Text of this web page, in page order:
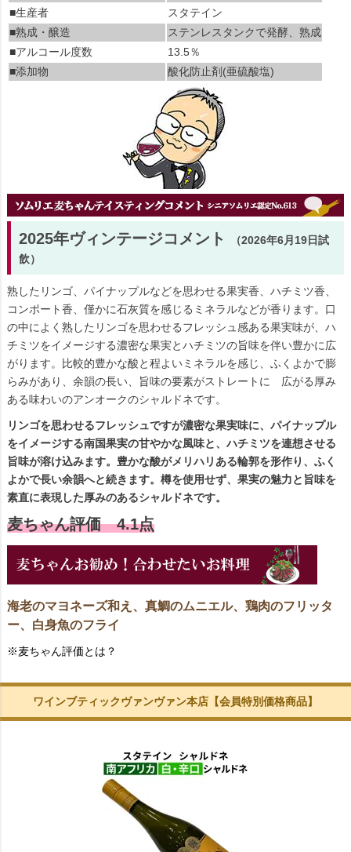
■生産者
スタテイン
■熟成・醸造
ステンレスタンクで発酵、熟成
■アルコール度数
13.5％
■添加物
酸化防止剤(亜硫酸塩)
2025年ヴィンテージコメント
（2026年6月19日試
飲）
熟したリンゴ、パイナップルなどを思わせる果実香、ハチミツ香、
コンポート香、僅かに石灰質を感じるミネラルなどが香ります。口
の中によく熟したリンゴを思わせるフレッシュ感ある果実味が、ハ
チミツをイメージする濃密な果実とハチミツの旨味を伴い豊かに広
がります。比較的豊かな酸と程よいミネラルを感じ、ふくよかで膨
らみがあり、余韻の長い、旨味の要素がストレートに 広がる厚み
ある味わいのアンオークのシャルドネです。
リンゴを思わせるフレッシュですが濃密な果実味に、パイナップル
をイメージする南国果実の甘やかな風味と、ハチミツを連想させる
旨味が溶け込みます。豊かな酸がメリハリある輪郭を形作り、ふく
よかで長い余韻へと続きます。樽を使用せず、果実の魅力と旨味を
素直に表現した厚みのあるシャルドネです。
麦ちゃん評価 4.1点
海老のマヨネーズ和え、真鯛のムニエル、鶏肉のフリッタ
ー、白身魚のフライ
※麦ちゃん評価とは？
ワインブティックヴァンヴァン本店【会員特別価格商品】